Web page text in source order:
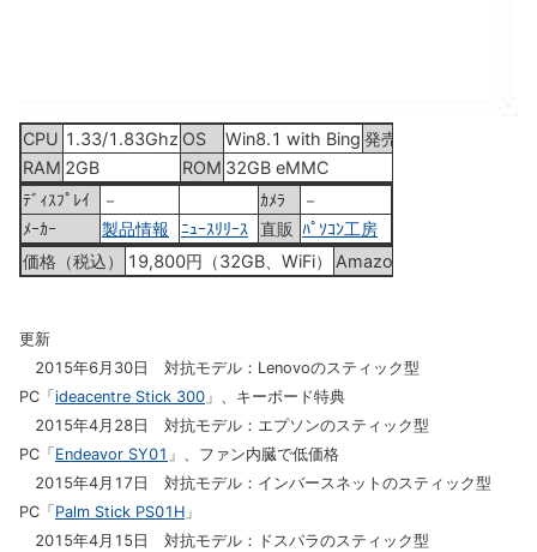
CPU 1.33/1.83Ghz OS Win8.1 with Bing 発売
RAM 2GB ROM 32GB eMMC
ﾃﾞｨｽﾌﾟﾚｲ
－ ｶﾒﾗ
－
ﾒｰｶｰ
製品情報 ﾆｭｰｽﾘﾘｰｽ 直販 ﾊﾟｿｺﾝ工房
価格（税込）
19,800円（32GB、WiFi） Amazon
更新
2015年6月30日 対抗モデル：Lenovoのスティック型
PC「 ideacentre Stick 300 」、キーボード特典
2015年4月28日 対抗モデル：エプソンのスティック型
PC「 Endeavor SY01 」、ファン内臓で低価格
2015年4月17日 対抗モデル：インバースネットのスティック型
PC「 Palm Stick PS01H 」
2015年4月15日 対抗モデル：ドスパラのスティック型